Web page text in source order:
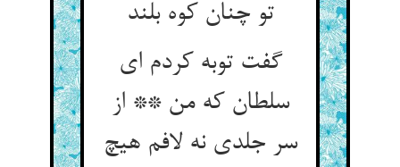
تو چنان کوه بلند
گفت توبه کردم ای
سلطان که من ** از
سر جلدی نه لافم هیچ